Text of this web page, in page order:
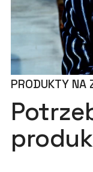
PRODUKTY NA